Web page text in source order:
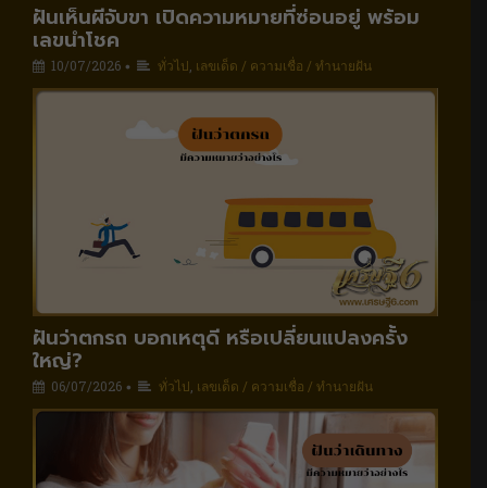
ฝันเห็นผีจับขา เปิดความหมายที่ซ่อนอยู่ พร้อม
เลขนำโชค
10/07/2026 • ทั่วไป เลขเด็ด / ความเชื่อ / ทำนายฝัน
ฝันว่าตกรถ บอกเหตุดี หรือเปลี่ยนแปลงครั้ง
ใหญ่?
06/07/2026 • ทั่วไป เลขเด็ด / ความเชื่อ / ทำนายฝัน